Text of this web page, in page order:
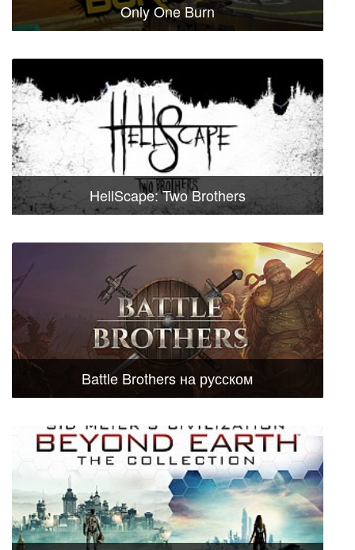
Only One Burn
HellScape: Two Brothers
Battle Brothers на русском